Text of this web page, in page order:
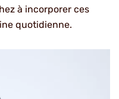
à incorporer ces
quotidienne.